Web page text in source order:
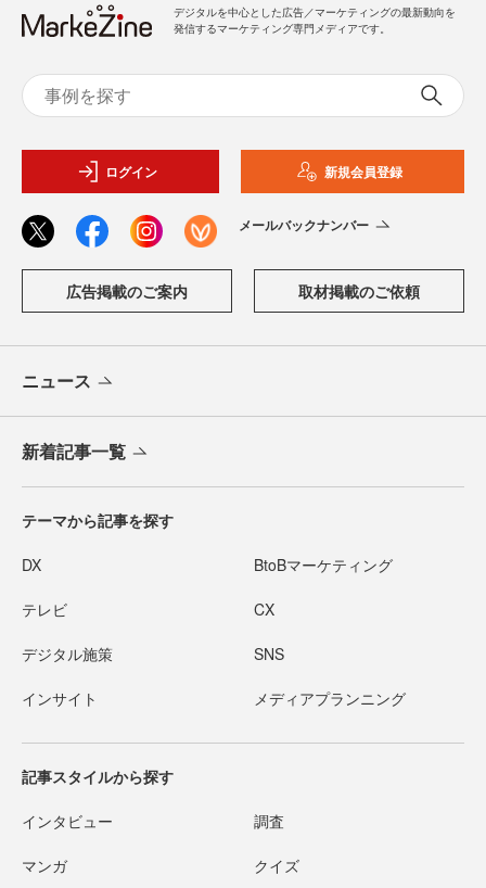
デジタルを中心とした広告／マーケティングの最新動向を
発信するマーケティング専門メディアです。
ログイン 新規会員登録
メールバックナンバー
広告掲載のご案内 取材掲載のご依頼
ニュース
新着記事一覧
テーマから記事を探す
DX BtoBマーケティング
テレビ CX
デジタル施策 SNS
インサイト メディアプランニング
記事スタイルから探す
インタビュー 調査
マンガ クイズ